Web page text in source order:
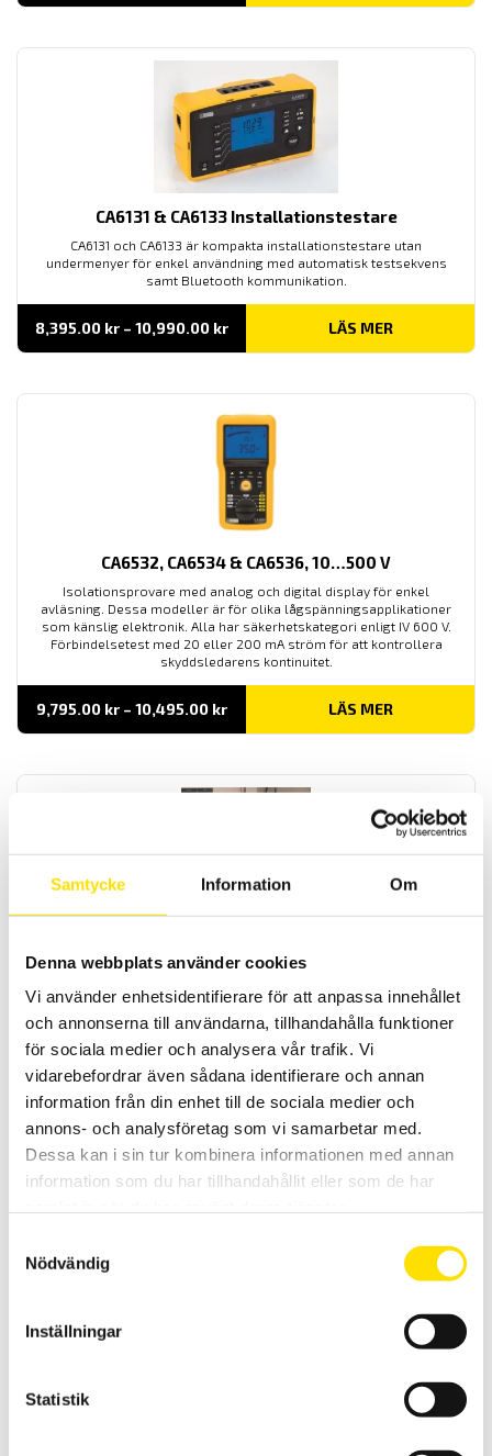
Samtycke Information Om
Denna webbplats använder cookies
Vi använder enhetsidentifierare för att anpassa innehållet
och annonserna till användarna, tillhandahålla funktioner
för sociala medier och analysera vår trafik. Vi
vidarebefordrar även sådana identifierare och annan
information från din enhet till de sociala medier och
annons- och analysföretag som vi samarbetar med.
Dessa kan i sin tur kombinera informationen med annan
information som du har tillhandahållit eller som de har
Nödvändig
Inställningar
Statistik
till
CA6131 & CA6133 Installationstestare
CA6131 och CA6133 är kompakta installationstestare utan
undermenyer för enkel användning med automatisk testsekvens
samt Bluetooth kommunikation.
8,395.00 kr – 10,990.00 krPrisintervall:
till
LÄS MER
CA6532, CA6534 & CA6536, 10…500 V
Isolationsprovare med analog och digital display för enkel
avläsning. Dessa modeller är för olika lågspänningsapplikationer
som känslig elektronik. Alla har säkerhetskategori enligt IV 600 V.
Förbindelsetest med 20 eller 200 mA ström för att kontrollera
skyddsledarens kontinuitet.
9,795.00 kr – 10,495.00 krPrisintervall:
till
LÄS MER
1000 V
Säkra isolationsprovare med enkel avläsning på den analog- och
digitala displayen. Används både i fasta installationer som i HV-
moduler på fordon. Dessutom med automatisk spänningsindikering
på mätkretsen. Förbindelsetest 20 eller 200 mA ström för att
kontrollera skyddsledarens kontinuitet. Säkerhetskategori IV 600 V.
6,695.00kr– 8,695.00kr Prisintervall:
6,695.00 kr
till
8,695.00 kr
LÄS MER
CA6116N & CA6117 Installationstestare
enkel rapportgenerering även till excel. Med färgskärm som har
grafisk inkopplingsanvisning. Med spänningsfallsmätning och